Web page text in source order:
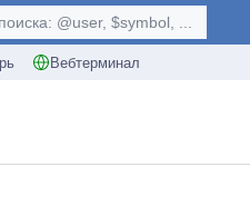
Вебтерминал
@user, $symbol, ...